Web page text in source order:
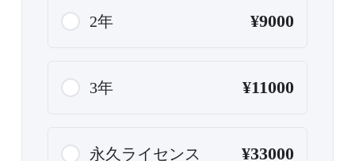
2年 ¥9000
3年 ¥11000
永久ライセンス ¥33000